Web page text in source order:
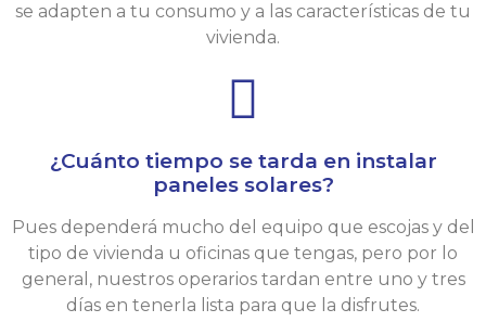
se adapten a tu consumo y a las características de tu
vivienda.
¿Cuánto tiempo se tarda en instalar
paneles solares?
Pues dependerá mucho del equipo que escojas y del
tipo de vivienda u oficinas que tengas, pero por lo
general, nuestros operarios tardan entre uno y tres
días en tenerla lista para que la disfrutes.